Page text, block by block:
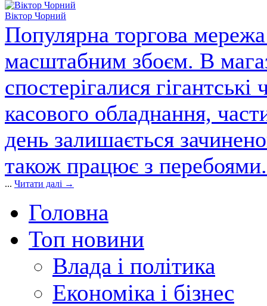
Віктор Чорний
Популярна торгова
масштабним збоєм. В
спостерігалися
касового обладнання,
день залишається
також працює з
... Читати далі →
Головна
Топ новини
Влада і політика
Економіка і бізнес